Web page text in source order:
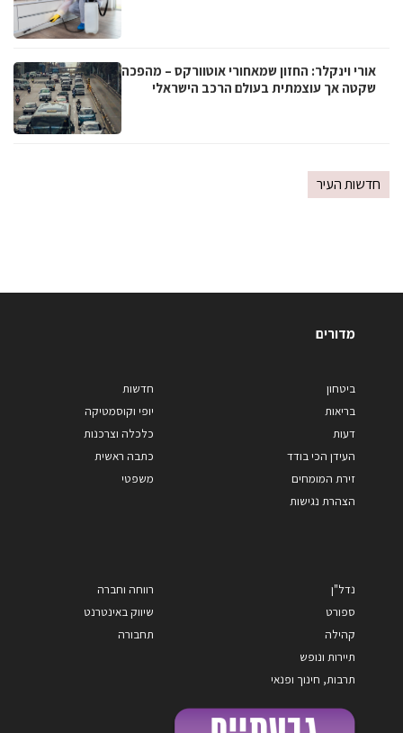
אורי וינקלר: החזון שמאחורי אוטוורקס – מהפכה
שקטה אך עוצמתית בעולם הרכב הישראלי
חדשות העיר
מדורים
ביטחון
בריאות
דעות
העידן הכי בודד
זירת המומחים
הצהרת נגישות
חדשות
יופי וקוסמטיקה
כלכלה וצרכנות
כתבה ראשית
משפטי
נדל"ן
ספורט
קהילה
תיירות ונופש
תרבות, חינוך ופנאי
רווחה וחברה
שיווק באינטרנט
תחבורה